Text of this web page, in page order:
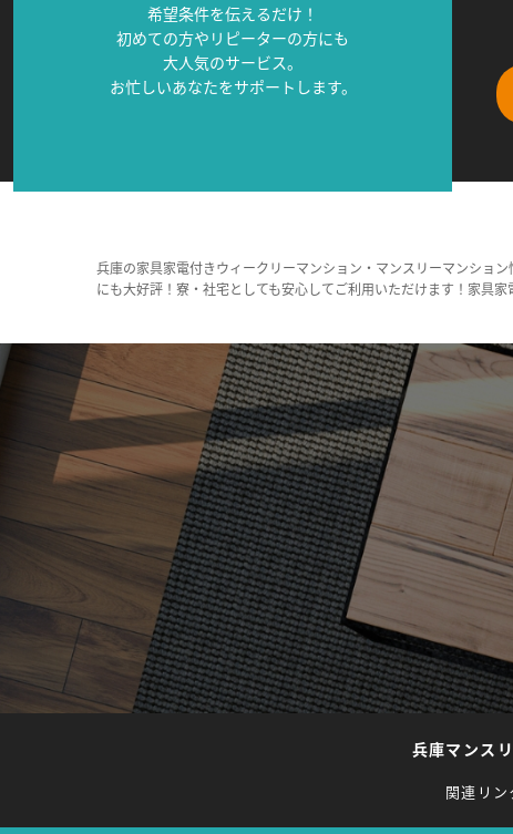
希望条件を伝えるだけ！
初めての方やリピーターの方にも
大人気のサービス。
お忙しいあなたをサポートします。
兵庫の家具家電付きウィークリーマンション・マンスリーマンショ
にも大好評！寮・社宅としても安心してご利用いただけます！家具
兵庫マンス
関連リン